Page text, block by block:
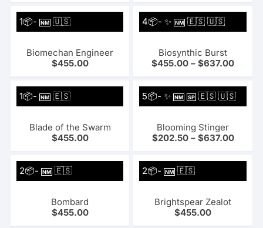
1📦-NM 🇺🇸
Biomechan Engineer
$455.00
4📦- ✨NM 🇪🇸 🇺🇸
Biosynthic Burst
$455.00 –$637.00
1📦-NM 🇪🇸
Blade of the Swarm
$455.00
5📦- ✨NM SP 🇪🇸 🇺🇸
Blooming Stinger
$202.50– $637.00
2📦-NM 🇪🇸
Bombard
$455.00
2📦-NM 🇪🇸
Brightspear Zealot
$455.00